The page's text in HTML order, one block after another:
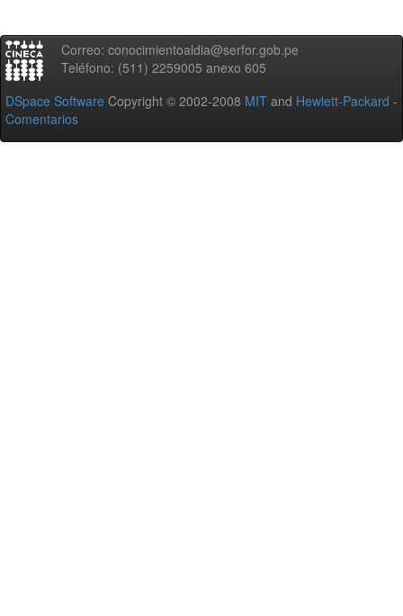
Correo: conocimientoaldia@serfor.gob.pe
Teléfono: (511) 2259005 anexo 605
DSpace Software Copyright © 2002-2008 MIT and Hewlett-Packard -
Comentarios